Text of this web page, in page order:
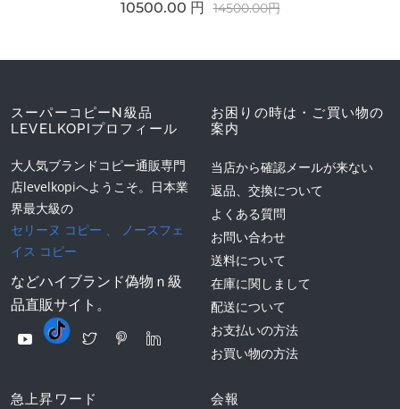
10500.00 円 14500.00円
スーパーコピーN級品
LEVELKOPIプロフィール
大人気ブランドコピー通販専門
店levelkopiへようこそ。日本業
界最大級の
セリーヌ コピー 、
ノースフェ
イス コピー
などハイブランド偽物ｎ級
品直販サイト。
お困りの時は・ご買い物の
案内
当店から確認メールが来ない
返品、交換について
よくある質問
お問い合わせ
送料について
在庫に関しまして
配送について
お支払いの方法
お買い物の方法
急上昇ワード 会報